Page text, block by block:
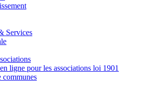
Services
ligne pour les associations loi 1901
communes